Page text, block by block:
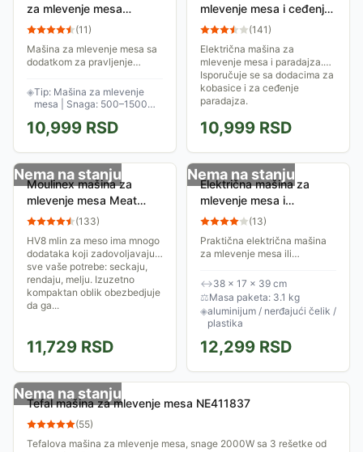
za mlevenje mesa
1500W
(11)
Mašina za mlevenje mesa sa
dodatkom za pravljenje
od paradajza.. Dolazi sa tri
diska za mlevenje i krstastim
nožem od...
◈Tip: Mašina za mlevenje
mesa | Snaga: 500–1500W |
10,999 RSD
mlevenje mesa i ceđenje
paradajza CSS-5426
(141)
Električna mašina za
mlevenje mesa i paradajza.
Isporučuje se sa dodacima za
kobasice i za ceđenje
paradajza.
10,999 RSD
Nema na stanju
Moulinex mašina za
mlevenje mesa Meat
Mincer HV8 ME6051
(133)
HV8 mlin za meso ima mnogo
dodataka koji zadovoljavaju
sve vaše potrebe: seckaju,
rendaju, melju. Izuzetno
kompaktan oblik obezbedjuje
da ga...
11,729 RSD
Nema na stanju
Električna mašina za
mlevenje mesa i
paradajza Ardes
(13)
Praktična električna mašina
za mlevenje mesa ili
upotrebu u domaćinstvu. U
kompletu se nalaze 3 rešetke
koje omogućavaju...
↔38 × 17 × 39 cm
⚖Masa paketa: 3.1 kg
◈aluminijum / nerđajući čelik /
plastika
12,299 RSD
Nema na stanju
Tefal mašina za mlevenje mesa NE411837
(55)
Tefalova mašina za mlevenje mesa, snage 2000W sa 3 rešetke od